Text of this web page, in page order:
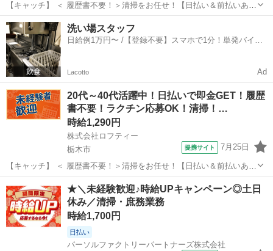
【キャッチ】 ＜ 履歴書不要！＞清掃をお任せ！【日払い＆前払いあ
り】高時給1290～1613円！未経験OK！ 【コメント】 ＊未経験からお
仕事にチャレンジしたい方 ＊経験を活かしてさらにスキルアップした
い方 ＊扶養内...
栃木 宇都宮市 清掃
洗い場スタッフ
日給例1万円〜 /【登録不要】スマホで1分！単発バイト
Lacotto Ad
20代～40代活躍中！日払いで即金GET！履歴
書不要！ラクチン応募OK！清掃！…
時給1,290円
株式会社ロフティー
栃木市
提携サイト 7月25日
【キャッチ】 ＜ 履歴書不要！＞清掃をお任せ！【日払い＆前払いあ
り】高時給1290～1613円！未経験OK！ 【コメント】 ＊未経験からお
仕事にチャレンジしたい方 ＊経験を活かしてさらにスキルアップした
い方 ＊扶養内...
清掃
★＼未経験歓迎♪時給UPキャンペーン◎土日
休み／清掃・庶務業務
時給1,700円
日払い
パーソルファクトリーパートナーズ株式会社